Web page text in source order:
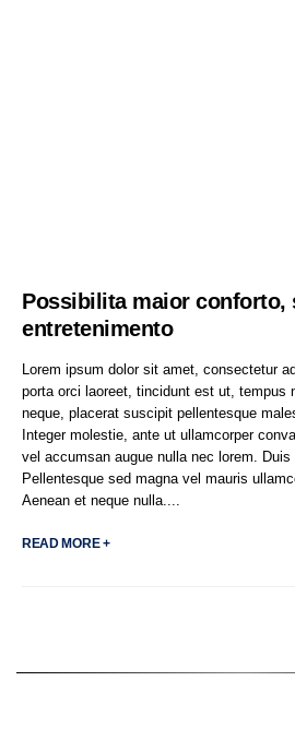
Possibilita maior conforto,
entretenimento
Lorem ipsum dolor sit amet, consectetur
porta orci laoreet, tincidunt est ut, tempus
neque, placerat suscipit pellentesque
Integer molestie, ante ut ullamcorper
vel accumsan augue nulla nec lorem. Duis
Pellentesque sed magna vel mauris
Aenean et neque nulla....
READ MORE +